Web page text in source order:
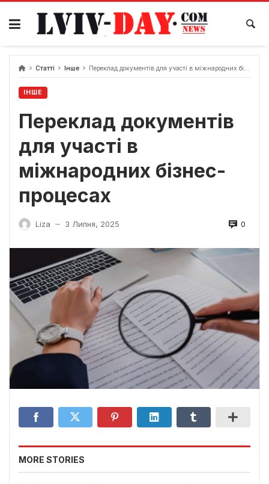
Skip
content
Статті Інше Переклад документів для участі в міжнародних бізнес-процесах
ІНШЕ
Переклад документів
для участі в
міжнародних бізнес-
процесах
Liza — 3 Липня, 2025 0
MORE STORIES